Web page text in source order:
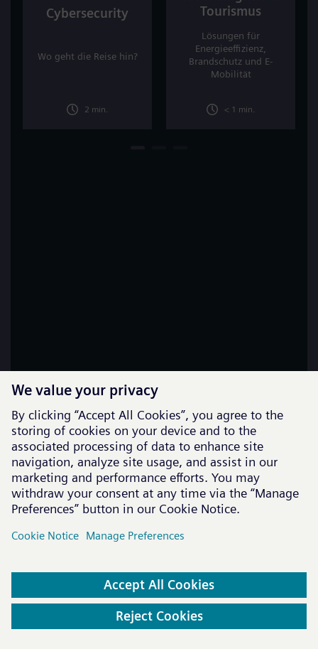
Cybersecurity
Wo geht die Reise hin?
2 min.
Tourismus
Lösungen für
Energieeffizienz,
Brandschutz und E-
Mobilität
< 1 min.